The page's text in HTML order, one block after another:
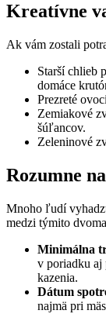
Kreatívne
Ak vám zostali
Starší chlieb
domáce
Prezreté
Zemiakové
šúľancov.
Zeleninové
Rozumne
Mnoho ľudí
medzi týmito
Minimálna
v poriadku aj
kazenia.
Dátum
najmä pri